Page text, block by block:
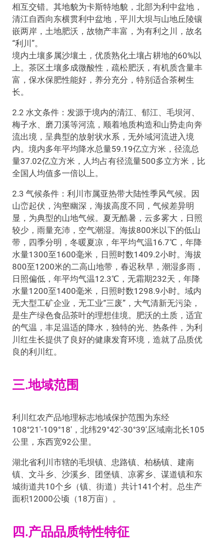
相互交错。其地貌为卡斯特地貌，北部为利中盆地，
清江自西向东横贯利中盆地，平川大坝与山地丘陵镶
嵌两岸，土地肥沃，故物产丰富，为有利之川，故名
“利川”。
境内土壤多属沙壤土，优质熟化土壤占耕地的60%以
上。茶区土壤多成微酸性，疏松肥沃，有机质含量丰
富，保水保肥性能好，养分充分，特别适合茶树生
长。
2.2 水文条件：发源于境内的清江、郁江、毛坝河、
梅子水、磨刀溪等河流，顺着地质构造和山势走向奔
流出境，呈典型的放射状水系，无外域河流进入境
内。境内多年平均降水总量59.19亿立方米，径流总
量37.02亿立方米，人均占有径流量500多立方米，比
全国人均值多一倍以上。
2.3 气候条件：利川市属亚热带大陆性季风气候。因
山峦起伏，沟壑幽深，海拔高度不同，气候差异明
显，为典型的山地气候。夏无酷暑，云多雾大，日照
较少，雨量充沛，空气潮湿。海拔800米以下的低山
带，四季分明，冬暖夏凉，年平均气温16.7℃，年降
水量1300至1600毫米，日照时数1409.2小时。海拔
800至1200米的二高山地带，春迟秋早，潮湿多雨，
日照偏低，年平均气温12.3℃，无霜期232天，年降
水量1200至1400毫米，日照时数1298.9小时。域内
无大型工矿企业，无工业“三废”，大气清新无污染，
是生产绿色食品茶叶的理想佳境。肥沃的土质，适宜
的气温，丰足温适的降水，独特的光、热条件，为利
川红生长提供了良好的健康发育环境，造就了品质优
良的利川红。
三.地域范围
利川红农产品地理标志地域保护范围为东经
108°21′-109°18′，北纬29°42′-30°39′,区域南北长105
公里，东西宽92公里。
湖北省利川市辖的毛坝镇、忠路镇、柏杨镇、建南
镇、文斗乡、沙溪乡、团堡镇、凉雾乡、谋道镇和东
城街道共10个乡（镇、街道）共计141个村。总生产
面积12000公顷（18万亩）。
四.产品品质特性特征